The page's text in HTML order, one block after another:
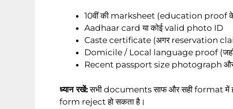
10वीं की marksheet (education proof के
Aadhaar card या कोई valid photo ID
Caste certificate (अगर reservation
Domicile / Local language proof
Recent passport size photograph
ध्यान रखें:सभी documents साफ और सही format में
form reject हो सकता है।